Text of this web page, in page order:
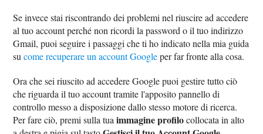
Se invece stai riscontrando dei problemi nel riuscire ad accedere
al tuo account perché non ricordi la password o il tuo indirizzo
Gmail, puoi seguire i passaggi che ti ho indicato nella mia guida
sucome recuperare un account Googleper far fronte alla cosa.
Ora che sei riuscito ad accedere Google puoi gestire tutto ciò
che riguarda il tuo account tramite l'apposito pannello di
controllo messo a disposizione dallo stesso motore di ricerca.
Per fare ciò, premi sulla tuaimmagine profilocollocata in alto